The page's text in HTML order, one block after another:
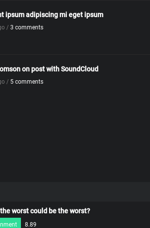
ipsum adipiscing mi eget ipsum
/ 3 comments
on post with SoundCloud
/ 5 comments
worst could be the worst?
8.89